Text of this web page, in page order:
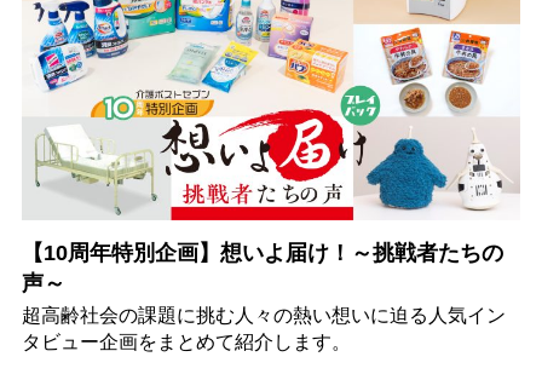
【10周年特別企画】想いよ届け！～挑戦者たちの
声～
超高齢社会の課題に挑む人々の熱い想いに迫る人気イン
タビュー企画をまとめて紹介します。